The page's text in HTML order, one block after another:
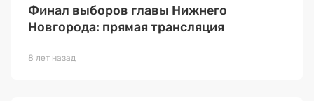
Финал выборов главы Нижнего
Новгорода: прямая трансляция
8 лет назад